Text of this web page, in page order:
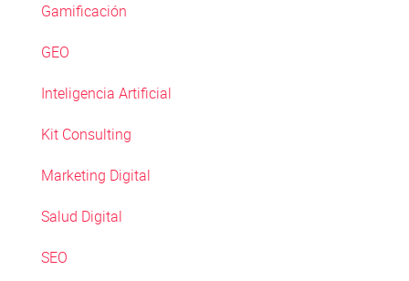
Gamificación
GEO
Inteligencia Artificial
Kit Consulting
Marketing Digital
Salud Digital
SEO